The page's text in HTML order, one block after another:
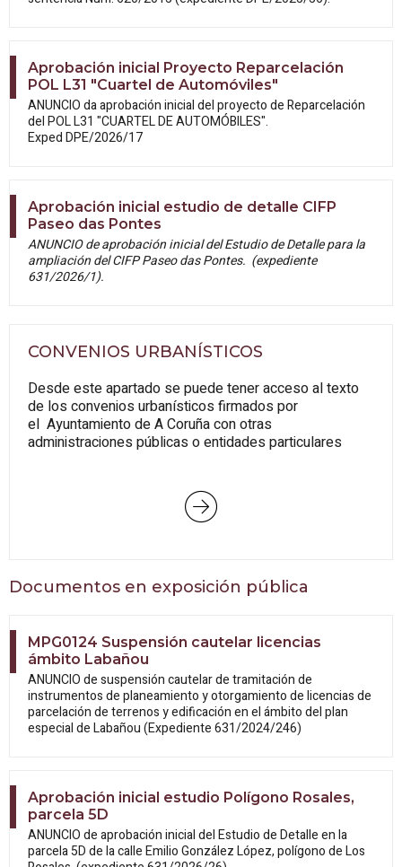
Aprobación inicial Proyecto Reparcelación
POL L31 "Cuartel de Automóviles"
ANUNCIO da aprobación inicial del proyecto de Reparcelación
del POL L31 "CUARTEL DE AUTOMÓBILES".
Exped DPE/2026/17
Aprobación inicial estudio de detalle CIFP
Paseo das Pontes
ANUNCIO de aprobación inicial del Estudio de Detalle para la
ampliación del CIFP Paseo das Pontes. (expediente
631/2026/1).
CONVENIOS URBANÍSTICOS
Desde este apartado se puede tener acceso al texto
de los convenios urbanísticos firmados por
el Ayuntamiento de A Coruña con otras
administraciones públicas o entidades particulares
Documentos en exposición pública
MPG0124 Suspensión cautelar licencias
ámbito Labañou
ANUNCIO de suspensión cautelar de tramitación de
instrumentos de planeamiento y otorgamiento de licencias de
parcelación de terrenos y edificación en el ámbito del plan
especial de Labañou (Expediente 631/2024/246)
Aprobación inicial estudio Polígono Rosales,
parcela 5D
ANUNCIO de aprobación inicial del Estudiode Detalle en la
parcela 5D de la calle Emilio González López, polígono de Los